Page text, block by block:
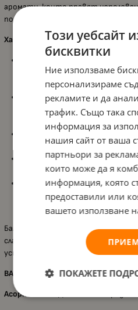
аромати, които правят
подходящ за ежедневна употреба
Характеристики:
опаковка „чаша с мече“,
продукта любим аксесоар;
Предлага се в4 различни вкуса
ананас, за повече
Нежна формула, която
като ги оставя меки и
Подходящ за децанад 3
използване у дома или навън;
Детската козметика на
тестванаи създадена
ежедневна употреба.
Балсамът „Чаша с мече“ е
сладък дизайн, вкусни аромати и
устни.
ВАЖНО!!!
Асортимен
Този уебсайт
бисквитки
Ние използваме
персонализираме
рекламите и да
трафик. Също така
информация за
нашия сайт от ваша
партньори за
които може да я
информация, която
предоставили или
вашето използване
ПОКАЖЕТЕ